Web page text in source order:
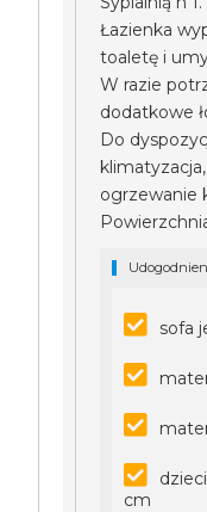
Łazienka
toaletę i
W razie
dodatkowe
Do
ogrzewanie
sofa
cm